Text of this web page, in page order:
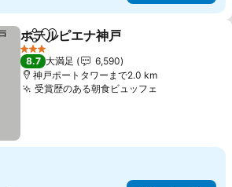
シェアお気に入りに追加
ホテルピエナ神戸
3 ホテルのランク
8.7 大満足
6,590
神戸ポートタワーまで2.0 km
受賞歴のある朝食ビュッフェ